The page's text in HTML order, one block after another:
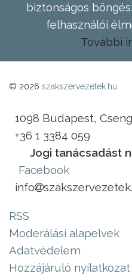
biztonságos
felhasználói
További
© 2026 szakszervezetek.hu
1098 Budapest,
+36 1 3384 059
Jogi tanácsadást
Facebook
info
RSS
Moderálási alapelvek
Adatvédelem
Hozzájáruló